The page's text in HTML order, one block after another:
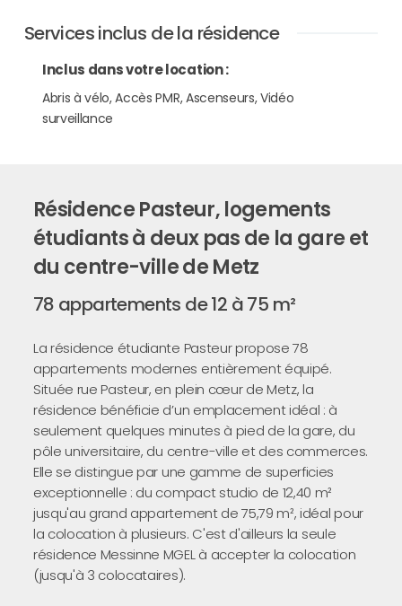
Services inclus de la résidence
Inclus dans votre location :
Abris à vélo, Accès PMR, Ascenseurs, Vidéo
surveillance
Résidence Pasteur, logements
étudiants à deux pas de la gare et
du centre-ville de Metz
78 appartements de 12 à 75 m²
La résidence étudiante Pasteur propose 78
appartements modernes entièrement équipé.
Située rue Pasteur, en plein cœur de Metz, la
résidence bénéficie d’un emplacement idéal : à
seulement quelques minutes à pied de la gare, du
pôle universitaire, du centre-ville et des commerces.
Elle se distingue par une gamme de superficies
exceptionnelle : du compact studio de 12,40 m²
jusqu'au grand appartement de 75,79 m², idéal pour
la colocation à plusieurs. C'est d'ailleurs la seule
résidence Messinne MGEL à accepter la colocation
(jusqu'à 3 colocataires).